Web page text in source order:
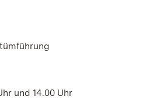
und 14.00 Uhr